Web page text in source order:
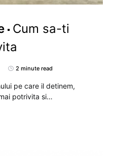
Cum sa-ti
2 minute read
pe care il detinem,
potrivita si…